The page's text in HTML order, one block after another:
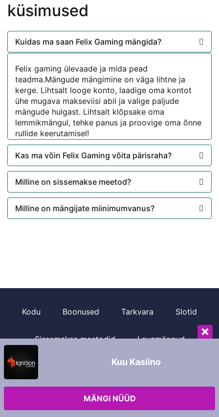
küsimused
Kuidas ma saan Felix Gaming mängida?
Felix gaming ülevaade ja mida pead
teadma.Mängude mängimine on väga lihtne ja
kerge. Lihtsalt looge konto, laadige oma kontot
ühe mugava makseviisi abil ja valige paljude
mängude hulgast. Lihtsalt klõpsake oma
lemmikmängul, tehke panus ja proovige oma õnne
rullide keerutamisel!
Kas ma võin Felix Gaming võita pärisraha?
Milline on sissemakse meetod?
Milline on mängijate miinimumvanus?
Kodu Boonused Tarkvara Slotid
Sissemakse meetodid Lauamängud
Meeskonna kohta
Kuu Kasiino
MÄNGI NÜÜD
×